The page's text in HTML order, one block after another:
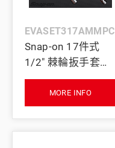
EVASET317AMMPC
Snap-on 17件式
1/2" 棘輪扳手套筒
經典泡棉組
MORE INFO